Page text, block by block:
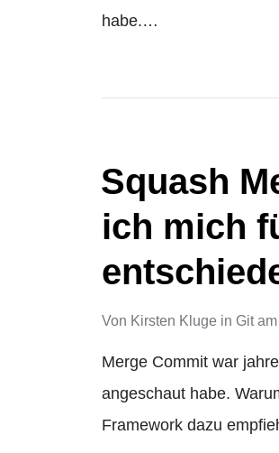
habe.…
Squash
ich mich
Von Kirsten Kluge in Git
Merge Commit war
angeschaut habe.
Framework dazu